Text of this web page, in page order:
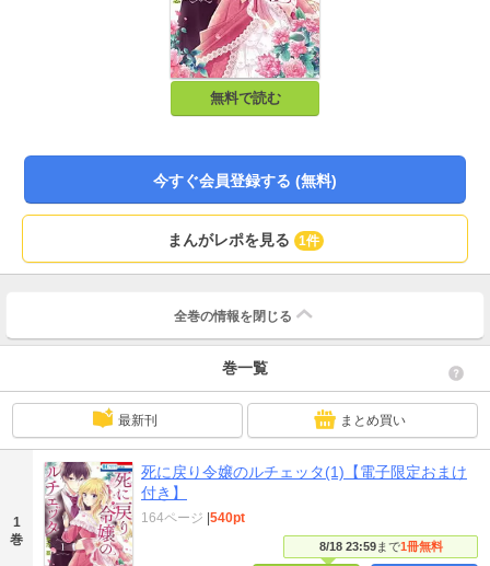
無料で読む
今すぐ会員登録する (無料)
まんがレポを見る 1件
全巻の情報を 閉じる
巻一覧
最新刊 まとめ買い
1
巻
死に戻り令嬢のルチェッタ(1)【電子限定おまけ
付き】
8/18 23:59まで1冊無料
164ページ |540pt